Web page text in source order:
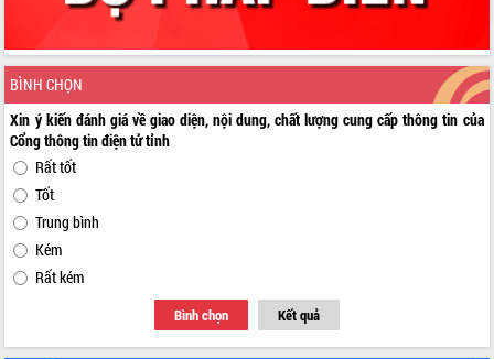
BÌNH CHỌN
Xin ý kiến đánh giá về giao diện, nội dung, chất lượng cung cấp thông tin của
Cổng thông tin điện tử tỉnh
Rất tốt
Tốt
Trung bình
Kém
Rất kém
Bình chọn Kết quả